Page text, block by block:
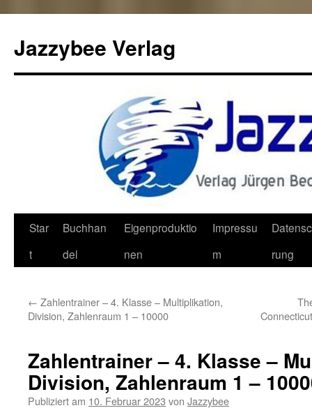
Jazzybee Verlag
Zum
Inhalt
Star
t
Buchhan
del
Eigenproduktio
nen
Impressu
m
rung
← Zahlentrainer – 4. Klasse – Multiplikation,
Division, Zahlenraum 1 – 10000
Zahlentrainer – 4. Klasse –
Division, Zahlenraum 1 –
Publiziert am 10. Februar 2023 von Jazzybee